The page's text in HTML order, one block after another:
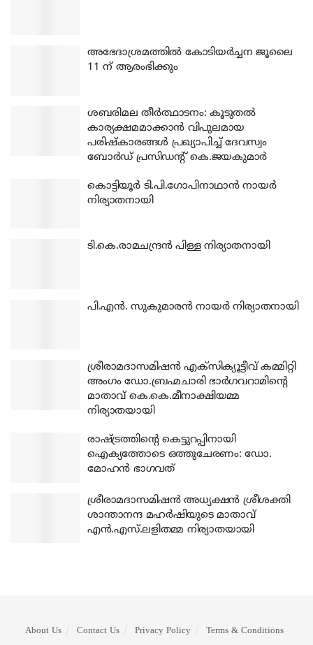
അഭേദാശ്രമത്തില്‍ കോടിയര്‍ച്ചന ജൂലൈ
11 ന് ആരംഭിക്കും
ശബരിമല തീര്‍ത്ഥാടനം: കൂടുതല്‍
കാര്യക്ഷമമാക്കാന്‍ വിപുലമായ
പരിഷ്‌കാരങ്ങള്‍ പ്രഖ്യാപിച്ച് ദേവസ്വം
ബോര്‍ഡ് പ്രസിഡന്റ് കെ.ജയകുമാര്‍
കൊട്ടിയൂര്‍ ടി.പി.ഗോപിനാഥാന്‍ നായര്‍
നിര്യാതനായി
ടി.കെ.രാമചന്ദ്രന്‍ പിള്ള നിര്യാതനായി
പി.എന്‍. സുകുമാരന്‍ നായര്‍ നിര്യാതനായി
ശ്രീരാമദാസമിഷന്‍ എക്‌സിക്യൂട്ടീവ് കമ്മിറ്റി
അംഗം ഡോ.ബ്രഹ്മചാരി ഭാര്‍ഗവറാമിന്റെ
മാതാവ് കെ.കെ.മീനാക്ഷിയമ്മ
നിര്യാതയായി
രാഷ്ട്രത്തിന്റെ കെട്ടുറപ്പിനായി
ഐക്യത്തോടെ ഒത്തുചേരണം: ഡോ.
മോഹന്‍ ഭാഗവത്
ശ്രീരാമദാസമിഷന്‍ അധ്യക്ഷന്‍ ശ്രീശക്തി
ശാന്താനന്ദ മഹര്‍ഷിയുടെ മാതാവ്
എന്‍.എസ്.ലളിതമ്മ നിര്യാതയായി
About Us Contact Us Privacy Policy Terms & Conditions